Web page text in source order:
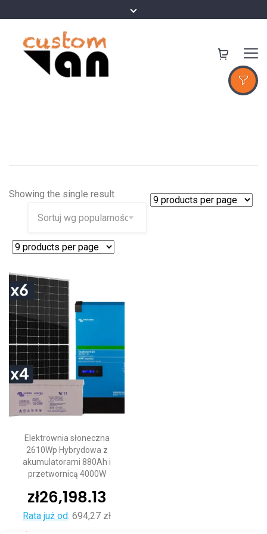
Showing the single result
Elektrownia słoneczna
2610Wp Hybrydowa z
akumulatorami 880Ah i
przetwornicą 4000W
zł26,198.13
Rata już od: 694,27 zł